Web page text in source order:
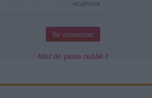
Mot de passe oublié ?